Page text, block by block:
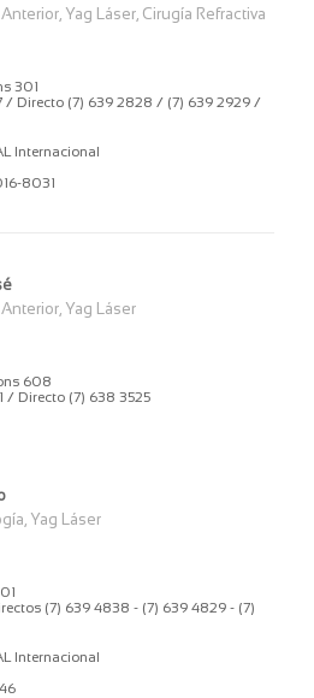
Yag Láser, Cirugía Refractiva
301
/ Directo (7) 639 2828 / (7) 639 2929 /
Internacional
8031
Yag Láser
608
/ Directo (7) 638 3525
Yag Láser
(7) 639 4838 - (7) 639 4829 - (7)
Internacional